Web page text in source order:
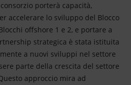
porterà capacità,
accelerare lo sviluppo del Blocco
offshore 1 e 2, e portare a
strategica è stata istituita
a nuovi sviluppi nel settore
parte della crescita del settore
approccio mira ad